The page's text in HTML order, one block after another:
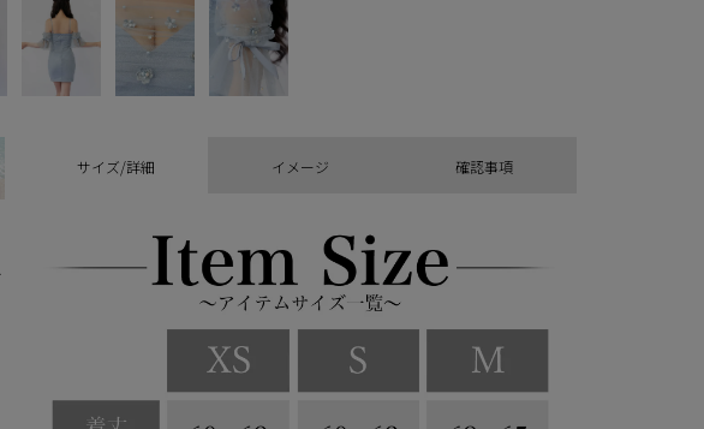
サイズ/詳細 イメージ 確認事項